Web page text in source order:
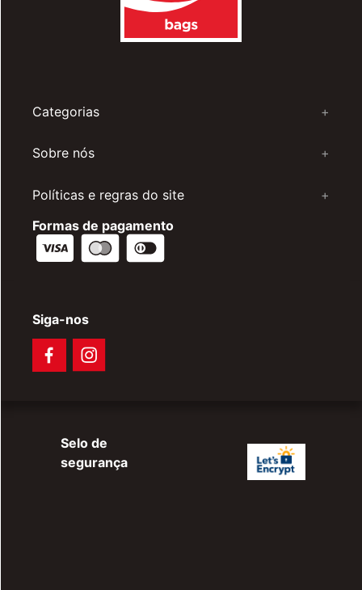
Categorias +
Sobre nós +
Políticas e regras do site
+
Formas de pagamento
Siga-nos
Selo de
segurança